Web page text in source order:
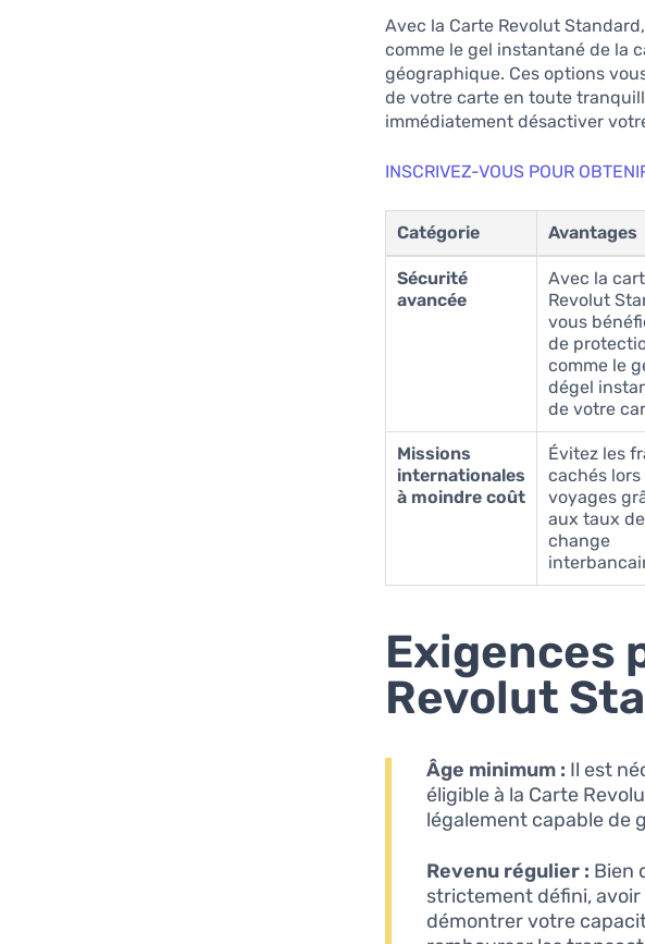
Avec la Carte Revolut
comme le gel instantané de la
géographique. Ces options
de votre carte en toute
immédiatement désactiver
INSCRIVEZ-VOUS POUR
Catégorie Avantages
Sécurité
avancée
Avec la
Revolut
vous
de
comme le
dégel
de votre
Missions
internationales
à moindre coût
Évitez les
cachés lors
voyages
aux taux de
change
Exigences
Revolut
Âge minimum : Il est
éligible à la Carte
légalement capable de
Revenu régulier : Bien
strictement défini, avoir
démontrer votre